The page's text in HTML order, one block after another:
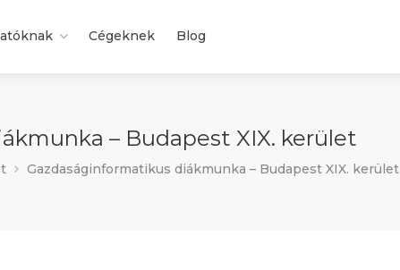
Cégeknek Blog
– Budapest XIX. kerület
Gazdaságinformatikus diákmunka – Budapest XIX. kerület